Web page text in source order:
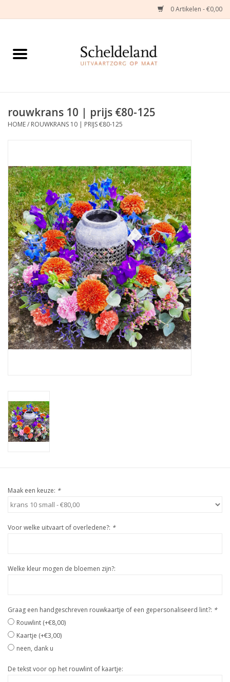
0 Artikelen - €0,00
Home
Herinneringsjuwelen
Troostartikelen
Bloemenabonnement
Kleine asdragers
Grafdecoratie
Naar website SCHELDE.LAND
rouwkrans 10 | prijs €80-125
HOME/ ROUWKRANS 10 | PRIJS €80-125
Maak een keuze: *
Voor welke uitvaart of overledene?: *
Welke kleur mogen de bloemen zijn?:
Graag een handgeschreven rouwkaartje of een gepersonaliseerd lint?: *
Rouwlint (+€8,00)
Kaartje (+€3,00)
neen, dank u
De tekst voor op het rouwlint of kaartje: